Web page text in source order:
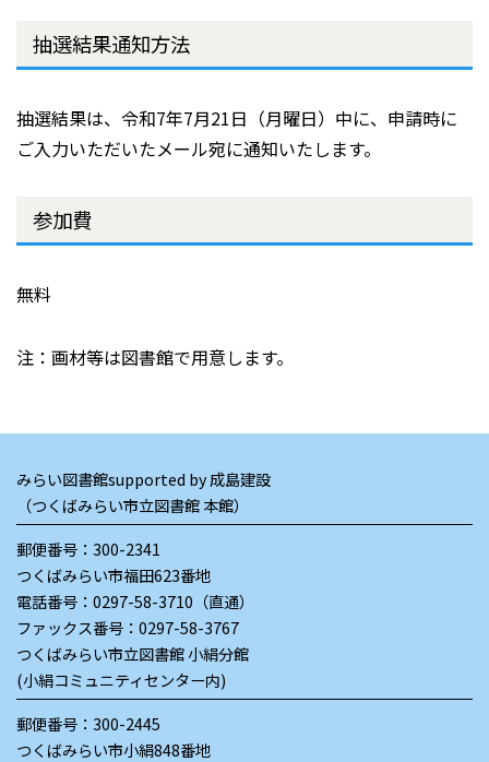
抽選結果通知方法
抽選結果は、令和7年7月21日（月曜日）中に、申請時に
ご入力いただいたメール宛に通知いたします。
参加費
無料
注：画材等は図書館で用意します。
みらい図書館supported by 成島建設
（つくばみらい市立図書館 本館）
郵便番号：300-2341
つくばみらい市福田623番地
電話番号： 0297-58-3710（直通）
ファックス番号：0297-58-3767
つくばみらい市立図書館 小絹分館
(小絹コミュニティセンター内)
郵便番号：300-2445
つくばみらい市小絹848番地